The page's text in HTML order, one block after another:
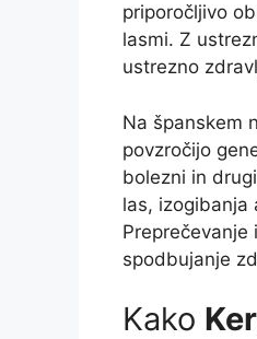
priporočljivo
lasmi. Z
ustrezno
Na španskem
povzročijo
bolezni in
las, izogibanja
spodbujanje
Kako